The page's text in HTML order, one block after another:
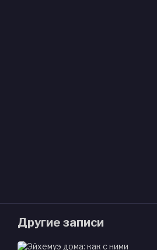
Другие записи